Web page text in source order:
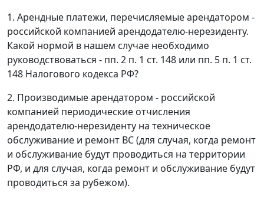
1. Арендные платежи, перечисляемые арендатором -
российской компанией арендодателю-нерезиденту.
Какой нормой в нашем случае необходимо
руководствоваться - пп. 2 п. 1 ст. 148 или пп. 5 п. 1 ст.
148 Налогового кодекса РФ?
2. Производимые арендатором - российской
компанией периодические отчисления
арендодателю-нерезиденту на техническое
обслуживание и ремонт ВС (для случая, когда ремонт
и обслуживание будут проводиться на территории
РФ, и для случая, когда ремонт и обслуживание будут
проводиться за рубежом).